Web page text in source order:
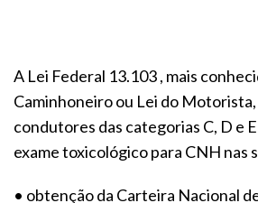
A Lei Federal 13.103 , mais
Caminhoneiro ou Lei do
condutores das categorias C, D e
exame toxicológico para CNH nas
• obtenção da Carteira Nacional